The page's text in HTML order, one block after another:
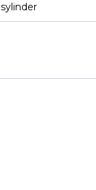
sylinder